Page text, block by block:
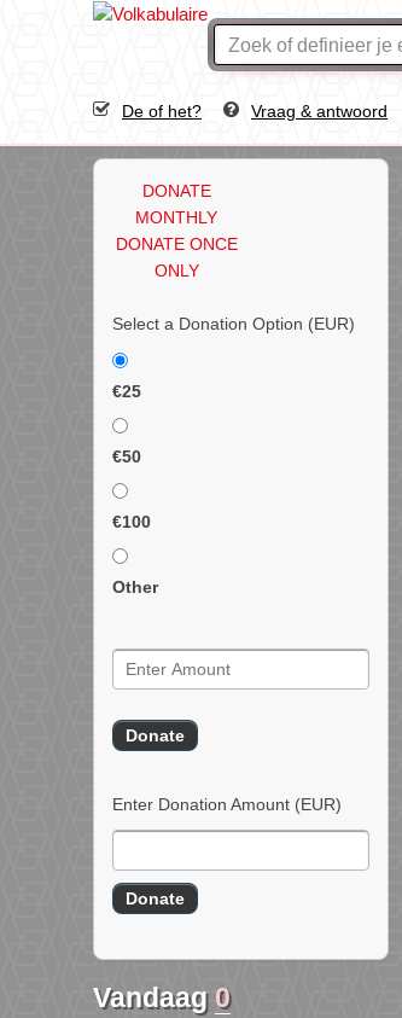
De of het? Vraag & antwoord
DONATE
MONTHLY
DONATE ONCE
ONLY
Select a Donation Option (EUR)
€25
€50
€100
Other
Enter Donation Amount (EUR)
Vandaag 0